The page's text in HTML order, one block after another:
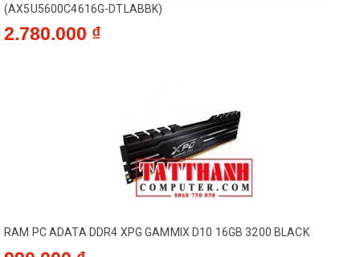
(AX5U5600C4616G-DTLABBK)
2.780.000 ₫
RAM PC ADATA DDR4 XPG GAMMIX D10 16GB 3200 BLACK